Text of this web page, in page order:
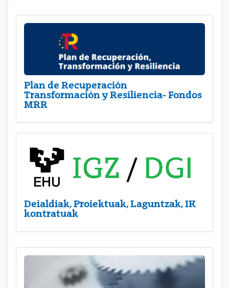
Plan de Recuperación
Transformación y Resiliencia- Fondos
MRR
Deialdiak, Proiektuak, Laguntzak, IK
kontratuak